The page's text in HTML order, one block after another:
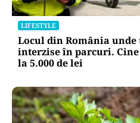
LIFESTYLE
Unde trebuie pus
ai deschis. Greșeala pe